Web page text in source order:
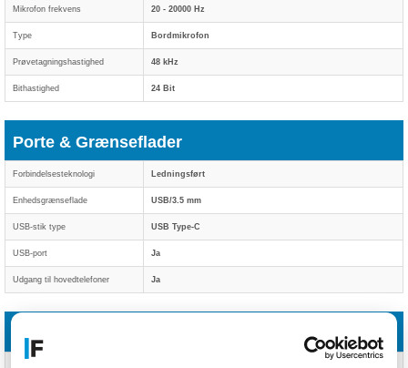
Mikrofon frekvens 20 - 20000 Hz
Type Bordmikrofon
Prøvetagningshastighed 48 kHz
Bithastighed 24 Bit
Porte & Grænseflader
Forbindelsesteknologi Ledningsført
Enhedsgrænseflade USB/3.5 mm
USB-stik type USB Type-C
USB-port Ja
Udgang til hovedtelefoner Ja
Præstation